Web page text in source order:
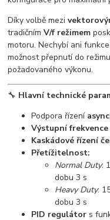
Díky volbě mezi
tradičnímV/f režimem
motoru. Nechybí ani funkce
možnost přepnutí do režimu
požadovaného výkonu.
🔧 Hlavní technické
Podpora řízení
Výstupní frekvence
Kaskádové řízení
Přetížitelnost:
Normal Duty:
dobu 3 s
Heavy Duty:
dobu 3 s
PID regulátor s